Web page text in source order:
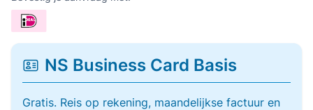
NS Business Card Basis
Gratis. Reis op rekening, maandelijkse factuur en